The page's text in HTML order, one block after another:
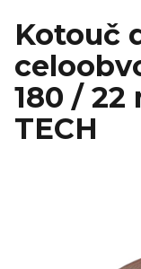
Kotouč
180 / 22
TECH